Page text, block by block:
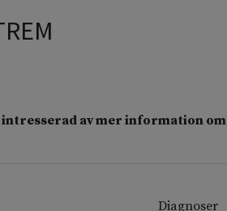
av mer information
Diagnoser